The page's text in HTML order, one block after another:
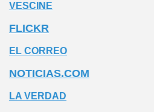
VESCINE
FLICKR
EL CORREO
NOTICIAS.COM
LA VERDAD